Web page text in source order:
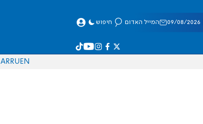
המייל האדום חיפוש
EN
RU
AR